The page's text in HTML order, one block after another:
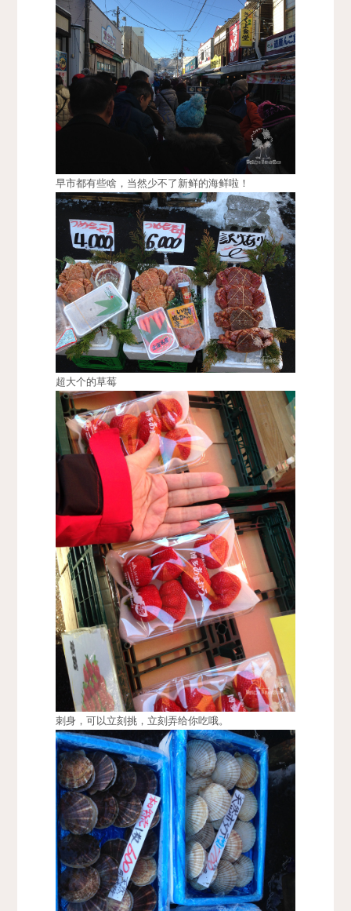
早市都有些啥，当然少不了新鲜的海鲜啦！
超大个的草莓
刺身，可以立刻挑，立刻弄给你吃哦。